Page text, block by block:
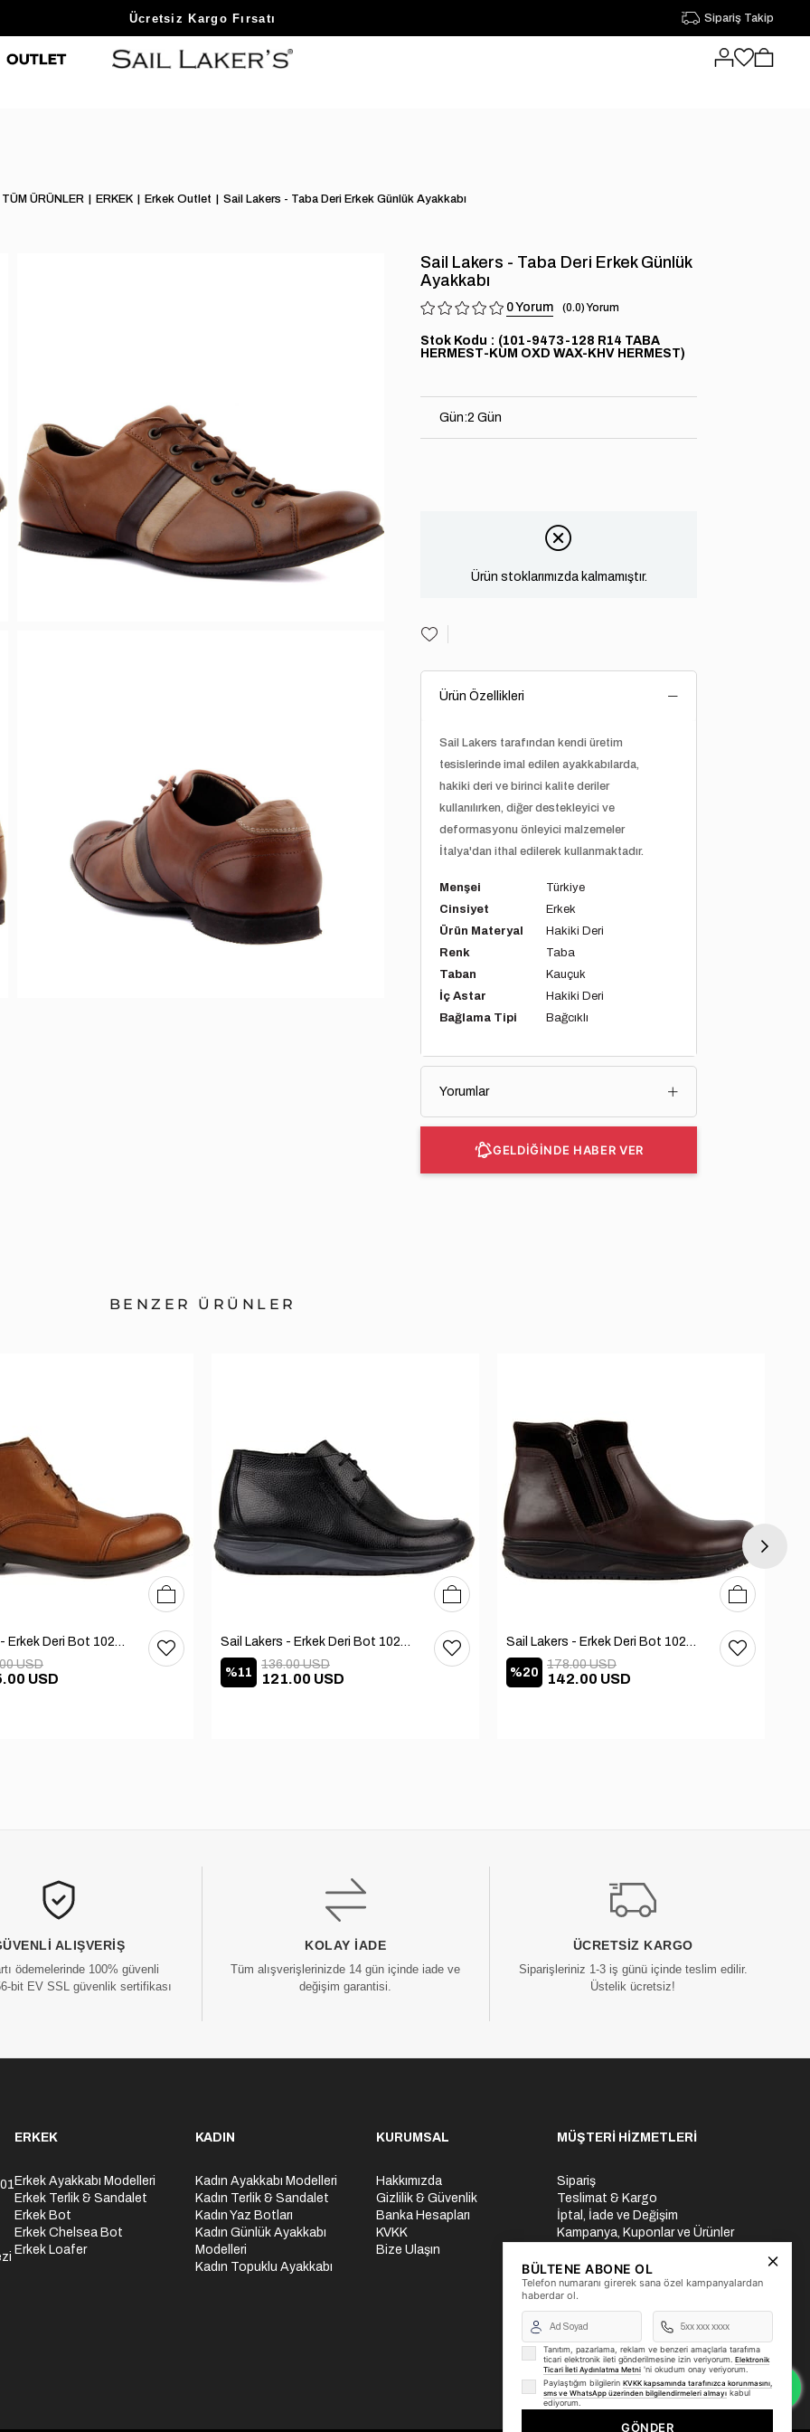
Sezon Sonu Fırsatlarını Keşfet
Ücretsiz Kargo Fırsatı Sipariş Takip
TÜM ÜRÜNLER ERKEK Erkek Outlet Sail Lakers - Taba Deri Erkek Günlük Ayakkabı
Sail Lakers - Taba Deri Erkek Günlük
Ayakkabı
0 0.0
Stok Kodu
(101-9473-128 R14 TABA
HERMEST-KUM OXD WAX-KHV HERMEST)
Gün:2 Gün
Ürün stoklarımızda kalmamıştır.
Ürün Özellikleri
Sail Lakers tarafından kendi üretim
tesislerinde imal edilen ayakkabılarda,
hakiki deri ve birinci kalite deriler
kullanılırken, diğer destekleyici ve
deformasyonu önleyici malzemeler
İtalya'dan ithal edilerek kullanmaktadır.
Menşei
Türkiye
Cinsiyet
Erkek
Ürün Materyal
Hakiki Deri
Renk
Taba
Taban
Kauçuk
İç Astar
Hakiki Deri
Bağlama Tipi
Bağcıklı
Yorumlar
GELDİĞİNDE HABER VER
BENZER ÜRÜNLER
Sail Lakers - Erkek Deri Bot 102-1599-1458
USD
USD
40 41
Sail Lakers - Erkek Deri Bot 102-3168-65390
%11 121.00 USD
136.00 USD
40 414243
Sail Lakers - Erkek Deri Bot 102-2868-65390
%20 142.00 USD
178.00 USD
40 414243
ALIŞVERIŞ
ödemelerinde 100% güvenli
bit EV SSL güvenlik sertifikası
KOLAY İADE
Tüm alışverişlerinizde 14 gün içinde iade ve
değişim garantisi.
ÜCRETSIZ KARGO
Siparişleriniz 1-3 iş günü içinde teslim edilir.
Üstelik ücretsiz!
ERKEK
Erkek Ayakkabı Modelleri
Erkek Terlik & Sandalet
Erkek Bot
Erkek Chelsea Bot
Erkek Loafer
KADIN
Kadın Ayakkabı Modelleri
Kadın Terlik & Sandalet
Kadın Yaz Botları
Kadın Günlük Ayakkabı
Modelleri
Kadın Topuklu Ayakkabı
KURUMSAL
Hakkımızda
Gizlilik & Güvenlik
Banka Hesapları
KVKK
Bize Ulaşın
MÜŞTERİ HİZMETLERİ
Sipariş
Teslimat & Kargo
İptal, İade ve Değişim
Kampanya, Kuponlar ve Ürünler
Üyelik İşlemleri
Yurtdışı Gönderi
BÜLTENE ABONE OL
Telefon numaranı girerek sana özel kampanyalardan
haberdar ol.
Tanıtım, pazarlama, reklam ve benzeri amaçlarla tarafıma
ticari elektronik ileti gönderilmesine izin veriyorum. Elektronik
Ticari İleti Aydınlatma Metni 'ni okudum onay veriyorum.
Paylaştığım bilgilerin KVKK kapsamında tarafınızca korunmasını,
sms ve WhatsApp üzerinden bilgilendirmeleri almayı kabul
ediyorum.
GÖNDER